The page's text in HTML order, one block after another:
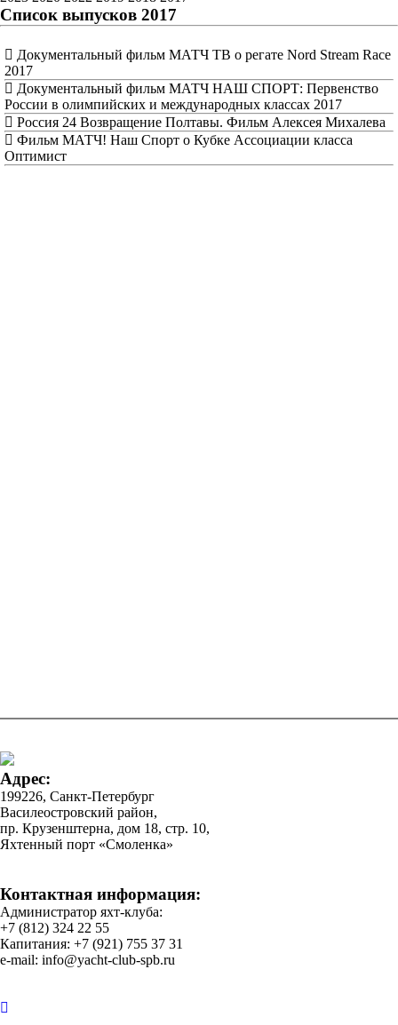
Список выпусков 2017
Документальный фильм МАТЧ ТВ о регате Nord Stream Race
2017
Документальный фильм МАТЧ НАШ СПОРТ: Первенство
России в олимпийских и международных классах 2017
Россия 24 Возвращение Полтавы. Фильм Алексея Михалева
Фильм МАТЧ! Наш Спорт о Кубке Ассоциации класса
Оптимист
Адрес:
199226, Санкт-Петербург
Василеостровский район,
пр. Крузенштерна, дом 18, стр. 10,
Яхтенный порт «Смоленка»
Контактная информация:
Администратор яхт-клуба:
+7 (812) 324 22 55
Капитания: +7 (921) 755 37 31
e-mail: info@yacht-club-spb.ru